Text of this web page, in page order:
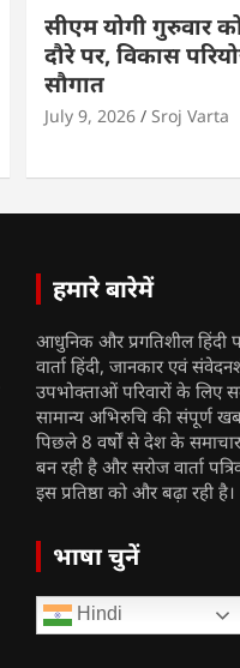
सीएम योगी गुरुवार
दौरे पर, विकास
सौगात
July 9, 2026 Sroj Varta
हमारे बारेमें
आधुनिक और प्रगतिशील हिंदी
वार्ता हिंदी, जानकार एवं
उपभोक्ताओं परिवारों के लिए
सामान्य अभिरुचि की संपूर्ण
पिछले 8 वर्षों से देश के समाचार
बन रही है और सरोज वार्ता
इस प्रतिष्ठा को और बढ़ा रही है।
भाषा चुनें
Hindi